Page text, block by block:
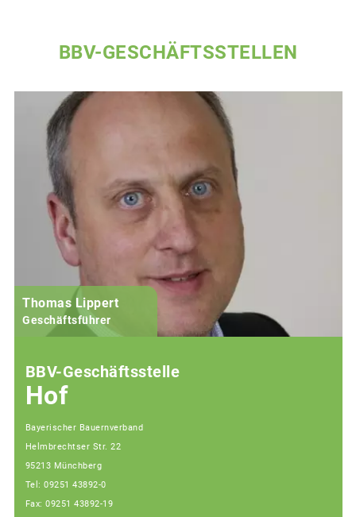
BBV-GESCHÄFTSSTELLEN
Thomas Lippert
Geschäftsführer
BBV-Geschäftsstelle
Hof
Bayerischer Bauernverband
Helmbrechtser Str. 22
95213 Münchberg
Tel: 09251 43892-0
Fax: 09251 43892-19